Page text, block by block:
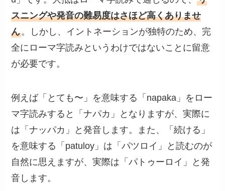
スニングや発音の難易度はさほど高くありませ
ん。しかし、イントネーションが独特のため、完
全にローマ字読みというわけではないことに留意
が必要です。
例えば「とても〜」を意味する「napaka」をロー
マ字読みすると「ナパカ」となりますが、実際に
は「ナッパカ」と発音します。また、「続ける」
を意味する「patuloy」は「パツロイ」と読むのが
自然に思えますが、実際は「パトゥーロイ」と発
音します。